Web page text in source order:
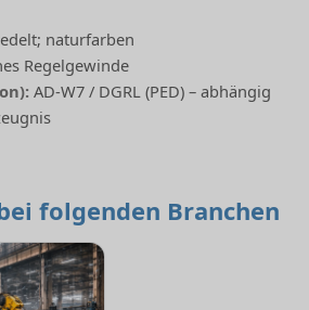
naturfarben
Regelgewinde
AD-W7 / DGRL (PED) – abhängig
folgenden Branchen